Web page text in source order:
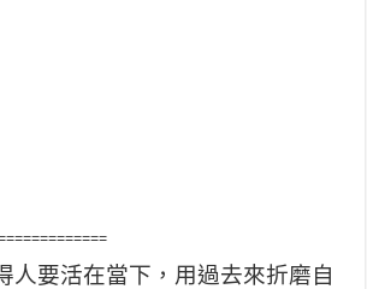
人要活在當下，用過去來折磨自